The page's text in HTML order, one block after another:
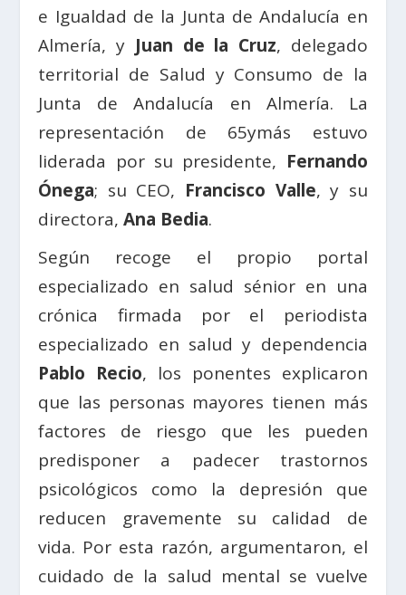
e Igualdad de la Junta de Andalucía en
Almería, y Juan de la Cruz, delegado
territorial de Salud y Consumo de la
Junta de Andalucía en Almería. La
representación de 65ymás estuvo
liderada por su presidente, Fernando
Ónega; su CEO, Francisco Valle, y su
directora,Ana Bedia.
Según recoge el propio portal
especializado en salud sénior en una
crónica firmada por el periodista
especializado en salud y dependencia
Pablo Recio, los ponentes explicaron
que las personas mayores tienen más
factores de riesgo que les pueden
predisponer a padecer trastornos
psicológicos como la depresión que
reducen gravemente su calidad de
vida. Por esta razón, argumentaron, el
cuidado de la salud mental se vuelve